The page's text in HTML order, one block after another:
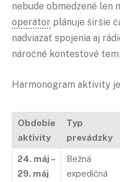
nebude obmedzené len
operátor plánuje širšie
nadviazať spojenia aj
náročné kontestové
Harmonogram aktivity
Obdobie
aktivity
Typ
prevádzky
24. máj –
29. máj
Bežná
expedičná